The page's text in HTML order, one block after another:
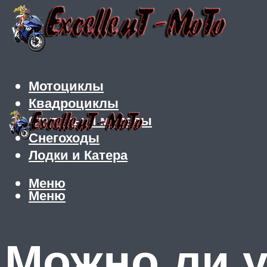
Мотоциклы
Квадроциклы
Скутеры и мопеды
Снегоходы
Лодки и Катера
Меню
Меню